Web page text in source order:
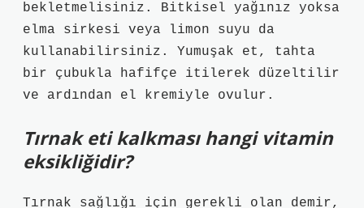
bekletmelisiniz. Bitkisel yağınız yoksa
elma sirkesi veya limon suyu da
kullanabilirsiniz. Yumuşak et, tahta
bir çubukla hafifçe itilerek düzeltilir
ve ardından el kremiyle ovulur.
Tırnak eti kalkması hangi vitamin
eksikliğidir?
Tırnak sağlığı için gerekli olan demir,